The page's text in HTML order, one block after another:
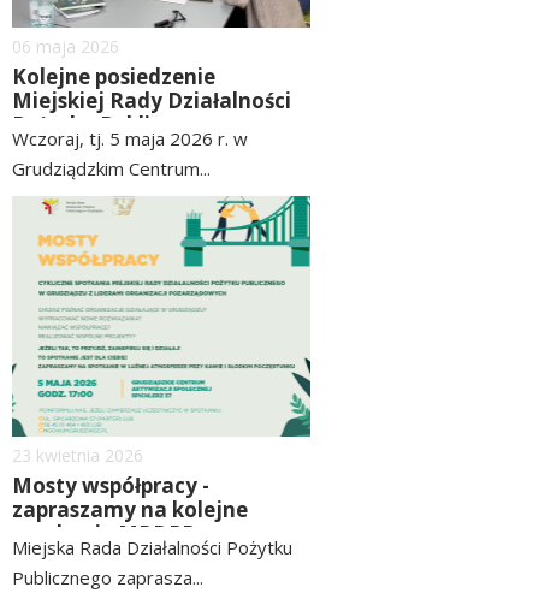
Dodano
06 maja 2026
Kolejne posiedzenie
Miejskiej Rady Działalności
Pożytku Publicznego w
Grudziądzu za nami!
Wczoraj, tj. 5 maja 2026 r. w
Grudziądzkim Centrum...
czytaj
image
Dodano
23 kwietnia 2026
Mosty współpracy -
zapraszamy na kolejne
spotkanie MRDPP z
organizacjami
Miejska Rada Działalności Pożytku
Publicznego zaprasza...